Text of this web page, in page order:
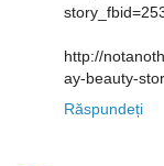
http://
ay-beauty-
Răspundeți